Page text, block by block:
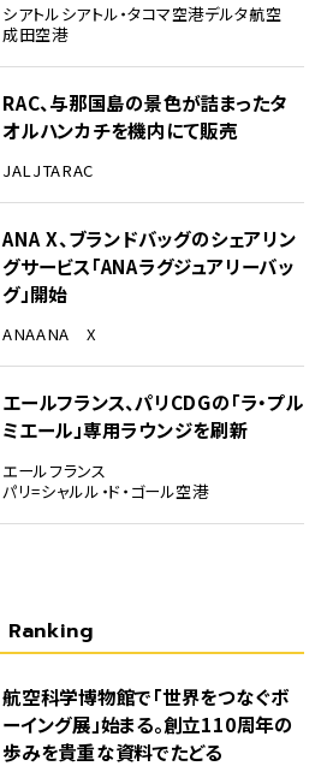
シアトルシアトル・タコマ空港デルタ航空
成田空港
RAC、与那国島の景色が詰まったタ
オルハンカチを機内にて販売
JALJTARAC
ANA X、ブランドバッグのシェアリン
グサービス「ANAラグジュアリーバッ
グ」開始
ANAANA X
エールフランス、パリCDGの「ラ・プル
ミエール」専用ラウンジを刷新
エールフランス
パリ=シャルル・ド・ゴール空港
Ranking
航空科学博物館で「世界をつなぐボ
ーイング展」始まる。創立110周年の
歩みを貴重な資料でたどる